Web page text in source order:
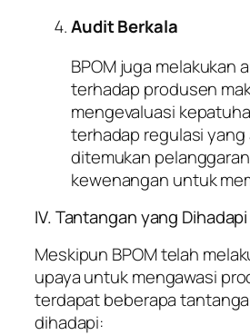
Audit Berkala
BPOM juga melakukan
terhadap produsen
mengevaluasi
terhadap regulasi yang
ditemukan
kewenangan untuk
IV. Tantangan yang Dihadapi
Meskipun BPOM telah
upaya untuk mengawasi
terdapat beberapa
dihadapi: